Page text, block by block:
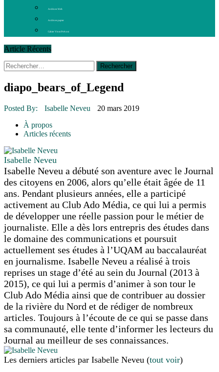
Archives Web
Archives papier
Cahier Vivez Prévost
Article Récents
14 octobre 2015
La course de boîtes à savon du club
Le rendez-vous des bolides
30 juin 2015 | Fantaisie et créativité en mode jeunesse
16 juillet 2026 | CULTURE
16 juillet 2026
16 juillet 2026
16 juillet 2026 |
Rechercher :
diapo_bears_of_Legend
Posted By: Isabelle Neveu
20 mars 2019
À propos
Articles récents
Isabelle Neveu
Isabelle Neveu a débuté son aventure avec le Journal
des citoyens en 2006, alors qu’elle était âgée de 11
ans. Pendant plusieurs années, elle a participé
activement au Club Ado Média, ce qui lui a permis
de développer une réelle passion pour le métier de
journaliste. Elle a dès lors entrepris des études dans
le domaine des communications et poursuit
actuellement ses études à l’UQAM au baccalauréat
en journalisme. Isabelle Neveu a réalisé à trois
reprises un stage d’été au sein du Journal (2013 à
2015), ce qui lui a permis d’animer à son tour le
Club Ado Média ainsi que de contribuer au dossier
de la rivière du Nord et de rédiger de nombreux
articles. Toujours à l’écoute de ce qui se passe dans
sa communauté, elle tente d’informer les lecteurs du
Journal au meilleur de ses connaissances.
Les derniers articles par Isabelle Neveu (tout voir)